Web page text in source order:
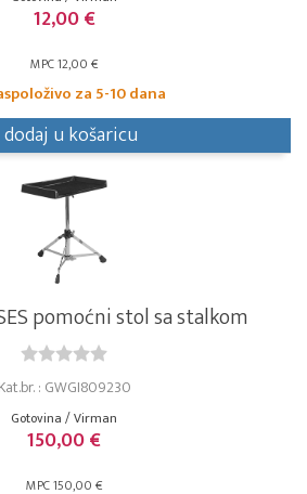
12,00 €
MPC 12,00 €
za 5-10 dana
dodaj u košaricu
pomoćni stol sa stalkom
Kat.br. : GWGI809230
Gotovina / Virman
150,00 €
MPC 150,00 €